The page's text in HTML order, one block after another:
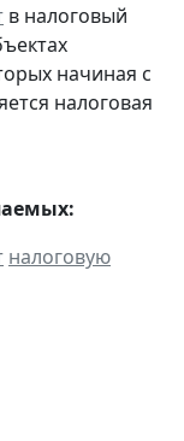
в налоговый
начиная с
налоговая
налоговую